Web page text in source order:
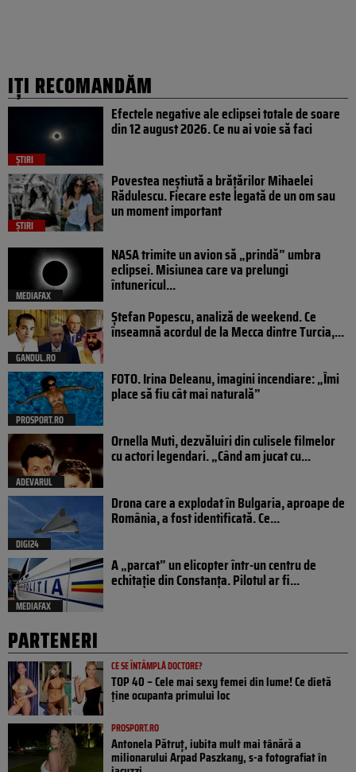
IȚI RECOMANDĂM
ȘTIRI
Efectele negative ale eclipsei totale de soare
din 12 august 2026. Ce nu ai voie să faci
ȘTIRI
Povestea neștiută a brățărilor Mihaelei
Rădulescu. Fiecare este legată de un om sau
un moment important
MEDIAFAX
NASA trimite un avion să „prindă” umbra
eclipsei. Misiunea care va prelungi
întunericul...
GANDUL.RO
Ștefan Popescu, analiză de weekend. Ce
înseamnă acordul de la Mecca dintre Turcia,...
PROSPORT.RO
FOTO. Irina Deleanu, imagini incendiare: „Îmi
place să fiu cât mai naturală”
ADEVARUL
Ornella Muti, dezvăluiri din culisele filmelor
cu actori legendari. „Când am jucat cu...
DIGI24
Drona care a explodat în Bulgaria, aproape de
România, a fost identificată. Ce...
MEDIAFAX
A „parcat” un elicopter într-un centru de
echitație din Constanța. Pilotul ar fi...
PARTENERI
CE SE ÎNTÂMPLĂ DOCTORE?
TOP 40 – Cele mai sexy femei din lume! Ce dietă
ține ocupanta primului loc
PROSPORT.RO
Antonela Pătruț, iubita mult mai tânără a
milionarului Arpad Paszkany, s-a fotografiat în